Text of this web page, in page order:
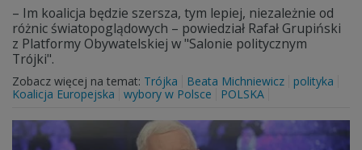
– Im koalicja będzie szersza, tym lepiej, niezależnie od
różnic światopoglądowych – powiedział Rafał Grupiński
z Platformy Obywatelskiej w "Salonie politycznym
Trójki".
Zobacz więcej na temat: Trójka Beata Michniewicz
polityka
Koalicja Europejska
wybory w Polsce POLSKA